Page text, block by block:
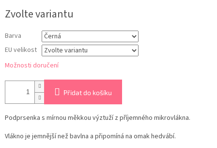
cena:
Zvolte variantu
Barva
EU velikost
Možnosti doručení
Přidat do košíku
Podprsenka s mírnou měkkou výztuží z příjemného mikrovlákna.
Vlákno je jemnější než bavlna a připomíná na omak hedvábí.